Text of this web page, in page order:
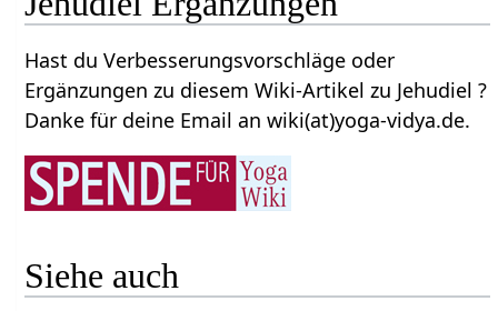
Hast du Verbesserungsvorschläge oder
Ergänzungen zu diesem Wiki-Artikel zu Jehudiel ?
Danke für deine Email an wiki(at)yoga-vidya.de.
Siehe auch